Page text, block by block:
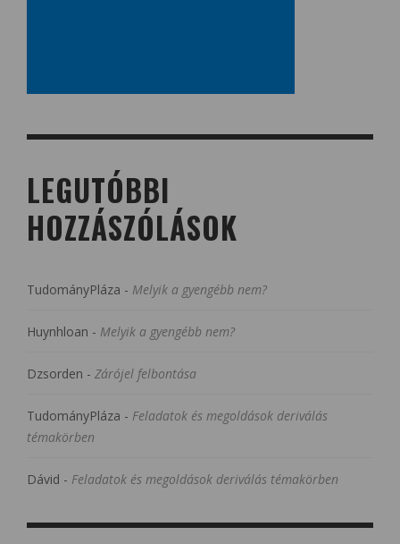
LEGUTÓBBI
HOZZÁSZÓLÁSOK
TudományPláza - Melyik a gyengébb nem?
Huynhloan - Melyik a gyengébb nem?
Dzsorden - Zárójel felbontása
TudományPláza - Feladatok és megoldások deriválás
témakörben
Dávid - Feladatok és megoldások deriválás témakörben